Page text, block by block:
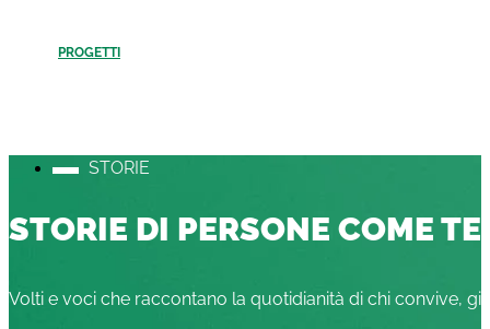
PROGETTI
STORIE
STORIE DI PERSONE COME TE
Volti e voci che raccontano la quotidianità di chi convive,